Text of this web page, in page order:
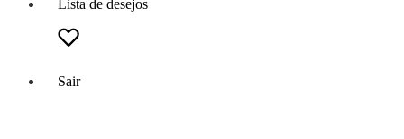
Lista de desejos
Sair